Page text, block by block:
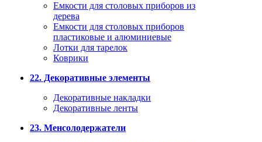
Емкости для столовых приборов из
дерева
Емкости для столовых приборов
пластиковые и алюминиевые
Лотки для тарелок
Коврики
22. Декоративные элементы
Декоративные накладки
Декоративные ленты
23. Менсолодержатели